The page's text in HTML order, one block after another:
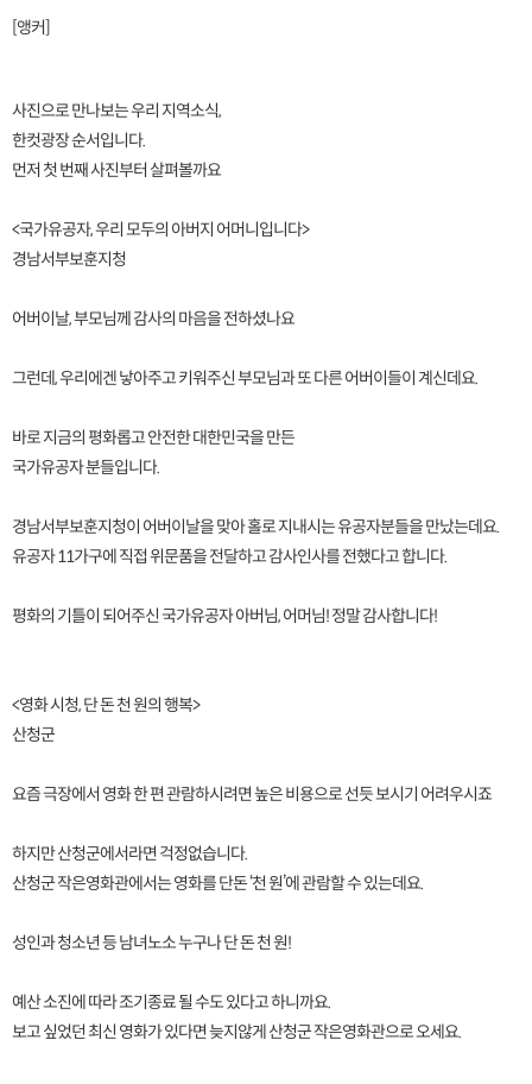
[앵커]
사진으로 만나보는 우리 지역소식,
한컷광장 순서입니다.
먼저 첫 번째 사진부터 살펴볼까요
<국가유공자, 우리 모두의 아버지 어머니입니다>
경남서부보훈지청
어버이날, 부모님께 감사의 마음을 전하셨나요
그런데, 우리에겐 낳아주고 키워주신 부모님과 또 다른 어버이들이 계신데요.
바로 지금의 평화롭고 안전한 대한민국을 만든
국가유공자 분들입니다.
경남서부보훈지청이 어버이날을 맞아 홀로 지내시는 유공자분들을 만났는데요.
유공자 11가구에 직접 위문품을 전달하고 감사인사를 전했다고 합니다.
평화의 기틀이 되어주신 국가유공자 아버님, 어머님! 정말 감사합니다!
<영화 시청, 단 돈 천 원의 행복>
산청군
요즘 극장에서 영화 한 편 관람하시려면 높은 비용으로 선듯 보시기 어려우시죠
하지만 산청군에서라면 걱정없습니다.
산청군 작은영화관에서는 영화를 단돈 ‘천 원’에 관람할 수 있는데요.
성인과 청소년 등 남녀노소 누구나 단 돈 천 원!
예산 소진에 따라 조기종료 될 수도 있다고 하니까요.
보고 싶었던 최신 영화가 있다면 늦지않게 산청군 작은영화관으로 오세요.